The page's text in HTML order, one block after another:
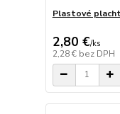
Plastové
2,80 €/ks
2,28 € bez DPH